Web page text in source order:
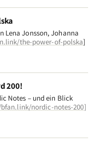
Lena Jonsson, Johanna
the-power-of-polska]
200!
Notes – und ein Blick
nordic-notes-200]